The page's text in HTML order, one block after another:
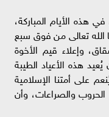
هذه الأيام المباركة،
الله تعالى من فوق سبع
وإعلاء قيم الأخوة
يُعيد هذه الأعياد الطيبة
على أمتنا الإسلامية
الحروب والصراعات، وأن